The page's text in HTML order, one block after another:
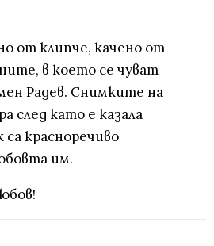
от клипче, качено от
в което се чуват
Радев. Снимките на
след като е казала
красноречиво
им.